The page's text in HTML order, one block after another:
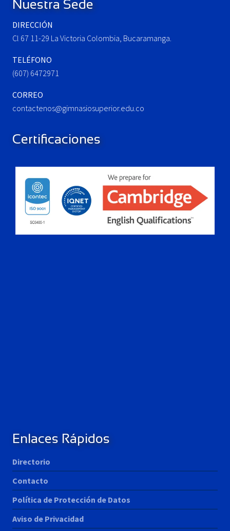
s
t
:
:
Nuestra Sede
DIRECCIÓN
Cl 67 11-29 La Victoria Colombia, Bucaramanga.
TELÉFONO
(607) 6472971
CORREO
contactenos@gimnasiosuperior.edu.co
Certificaciones
Enlaces Rápidos
Directorio
Contacto
Política de Protección de Datos
Aviso de Privacidad